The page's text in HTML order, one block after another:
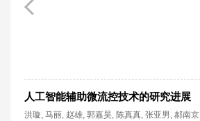
人工智能辅助微流控技术的研究进展
洪璇, 马丽, 赵雄, 郭嘉昊, 陈真真, 张亚男, 郝南京